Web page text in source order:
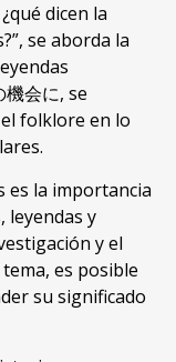
¿qué dicen la
?”, se aborda la
機会に, se
folklore en lo
.
es la importancia
, leyendas y
y el
, es posible
su significado